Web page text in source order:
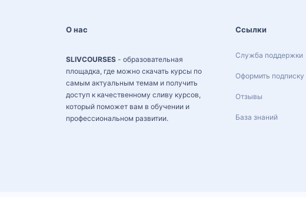
О нас
SLIVCOURSES - образовательная
площадка, где можно скачать курсы по
самым актуальным темам и получить
доступ к качественному сливу курсов,
который поможет вам в обучении и
профессиональном развитии.
Ссылки
Служба поддержки
Оформить подписку
Отзывы
База знаний